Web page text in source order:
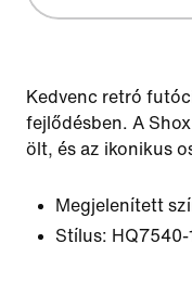
Kedvenc retró
fejlődésben. A
ölt, és az ikonikus
Megjelenített
Stílus: HQ7540-